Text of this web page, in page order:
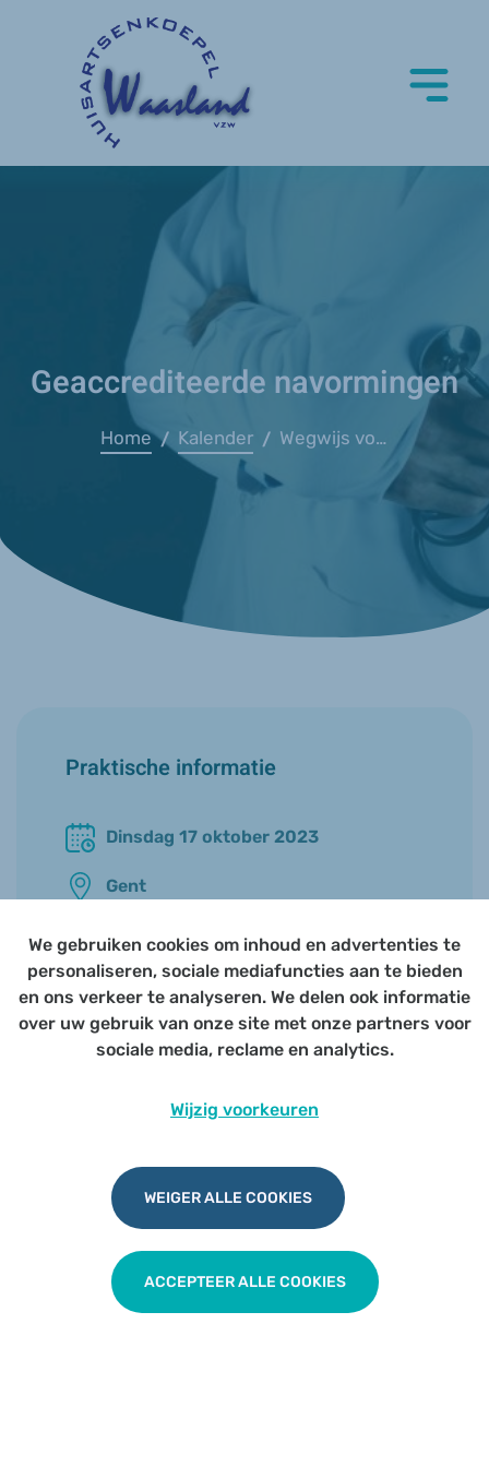
Geaccrediteerde navormingen
Home / Kalender / Wegwijs voor starters
Praktische informatie
Dinsdag 17 oktober 2023
Gent
18u00 - 22u00
Voor alle HAIO’s en startende artsen
We gebruiken cookies om inhoud en advertenties te
personaliseren, sociale mediafuncties aan te bieden
en ons verkeer te analyseren. We delen ook informatie
over uw gebruik van onze site met onze partners voor
sociale media, reclame en analytics.
Wijzig voorkeuren
WEIGER ALLE COOKIES
ACCEPTEER ALLE COOKIES